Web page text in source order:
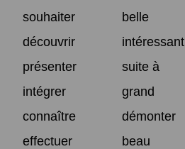
souhaiter
belle
découvrir
intéressant
présenter
suite à
intégrer
grand
connaître
démonter
effectuer
beau